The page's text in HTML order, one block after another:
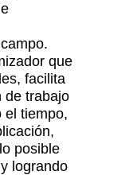
que
facilita
de trabajo
el tiempo,
posible
logrando